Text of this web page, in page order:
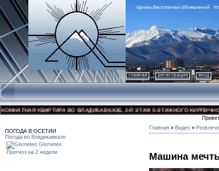
главная регистрация вход
КВАРТИРА ВО ВЛАДИКАВКАЗЕ, 3-Й ЭТАЖ 5-ЭТАЖНОГО
ПОГОДА В ОСЕТИИ
Погода во Владикавказе
Gismeteo
Прогноз на 2 недели
Главная » Видео »
Машина